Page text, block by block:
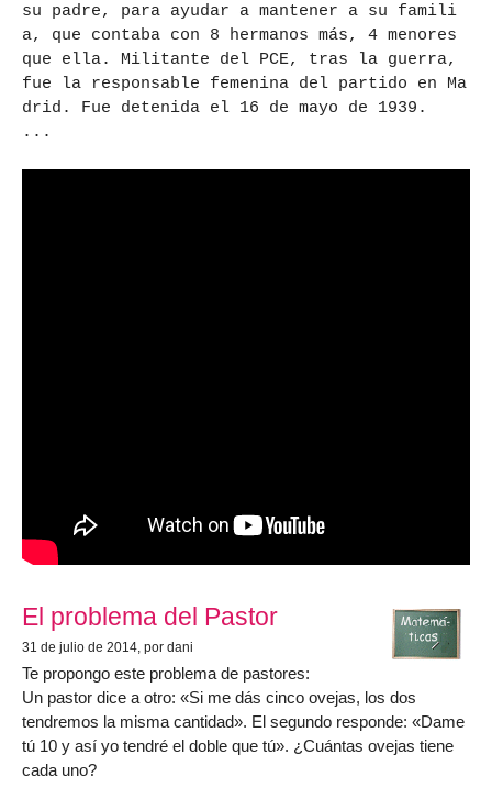
su padre, para ayudar a mantener a su famili
a, que contaba con 8 hermanos más, 4 menores
que ella. Militante del PCE, tras la guerra,
fue la responsable femenina del partido en Ma
drid. Fue detenida el 16 de mayo de 1939.
El problema del Pastor
31 de julio de 2014, por dani
Te propongo este problema de pastores:
Un pastor dice a otro: «Si me dás cinco ovejas, los dos
tendremos la misma cantidad». El segundo responde: «Dame
tú 10 y así yo tendré el doble que tú». ¿Cuántas ovejas tiene
cada uno?